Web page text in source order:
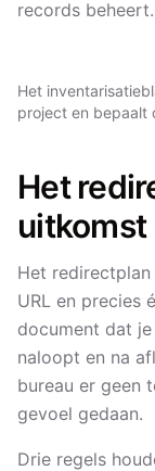
records beheert.
Het
project en bepaalt
Het
uitkomst
Het
URL en precies
document dat
naloopt en na
bureau er geen
gevoel gedaan.
Drie regels